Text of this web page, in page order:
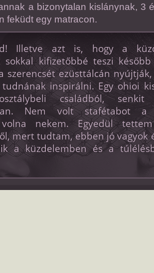
a bizonytalan kislánynak, 3
feküdt egy matracon.
Illetve azt is, hogy a
sokkal kifizetőbbé teszi
szerencsét ezüsttálcán
inspirálni. Egy ohioi
családból,
Nem volt stafétabot a
nekem. Egyedül
mert tudtam, ebben jó vagyok
a küzdelemben és a